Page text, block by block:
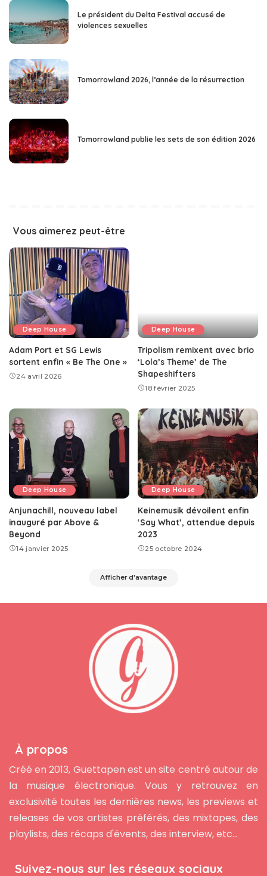
Le président du Delta Festival accusé de
violences sexuelles
Tomorrowland 2026, l’année de la résurrection
Tomorrowland publie les sets de son édition 2026
Vous aimerez peut-être
Deep House
Adam Port et SG Lewis
sortent enfin « Be The One »
24 avril 2026
Deep House
Tripolism remixent avec brio
‘Lola’s Theme’ de The
Shapeshifters
18 février 2025
Deep House
Anjunachill, nouveau label
inauguré par Above &
Beyond
14 janvier 2025
Deep House
Keinemusik dévoilent enfin
‘Say What’, attendue depuis
2023
25 octobre 2024
Afficher d'avantage
À propos
Créé en 2013, Guettapen est un site centré autour de
la musique électronique. Vous y retrouvez en
exclusivité toutes les dernières news, les previews et
releases de vos artistes préférés, des mixtapes, des
playlists, des récaps d'évents, des interview, etc...
Suivez-nous sur les réseaux sociaux